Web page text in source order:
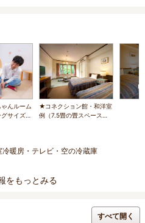
ゃんルーム
サイズ。
★コネクション館・和洋室
例（7.5畳の畳スペース
暖房・テレビ・空の冷蔵庫
をもっとみる
すべて開く